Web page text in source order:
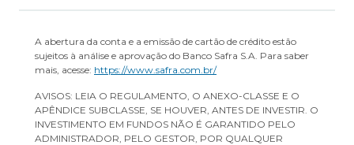
A abertura da conta e a emissão de cartão de crédito estão
sujeitos à análise e aprovação do Banco Safra S.A. Para saber
mais, acesse: https://www.safra.com.br/
AVISOS: LEIA O REGULAMENTO, O ANEXO-CLASSE E O
APÊNDICE SUBCLASSE, SE HOUVER, ANTES DE INVESTIR. O
INVESTIMENTO EM FUNDOS NÃO É GARANTIDO PELO
ADMINISTRADOR, PELO GESTOR, POR QUALQUER